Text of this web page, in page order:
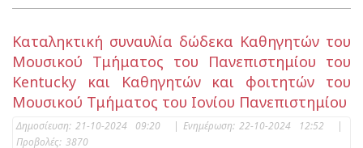
Καταληκτική συναυλία δώδεκα Καθηγητών του
Μουσικού Τμήματος του Πανεπιστημίου του
Kentucky και Καθηγητών και φοιτητών του
Μουσικού Τμήματος του Ιονίου Πανεπιστημίου
Δημοσίευση: 21-10-2024 09:20 | Ενημέρωση: 22-10-2024 12:52
|
Προβολές: 3870